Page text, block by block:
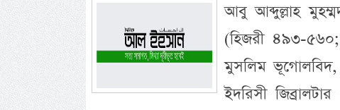
আবু আব্দুল্লাহ
(হিজরী ৪৯৩-
মুসলিম ভূগোলবিদ,
ইদরিসী